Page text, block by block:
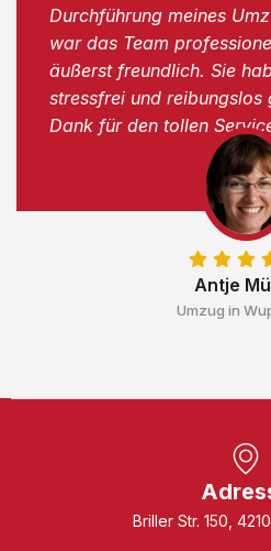
Antje
Umzug in
Durchführung meines
war das Team
äußerst freundlich. Sie
stressfrei und reibungslos
Dank für den tollen
Briller Str. 150,